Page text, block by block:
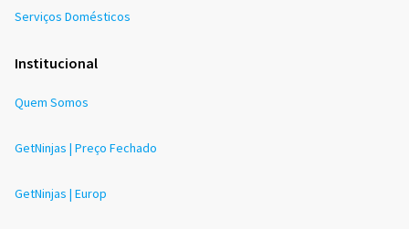
Serviços Domésticos
Institucional
Quem Somos
GetNinjas | Preço Fechado
GetNinjas | Europ